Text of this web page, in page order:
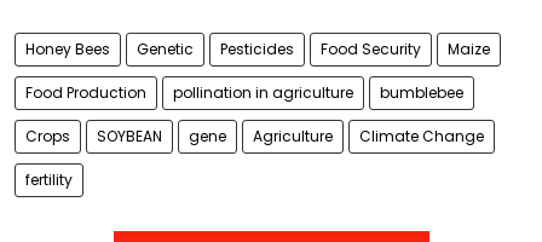
Honey Bees Genetic Pesticides Food Security Maize
Food Production pollination in agriculture bumblebee
Crops SOYBEAN gene Agriculture Climate Change
fertility